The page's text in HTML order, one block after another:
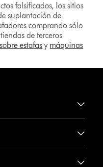
falsificados, los sitios
suplantación de
comprando sólo
de terceros
estafas y máquinas